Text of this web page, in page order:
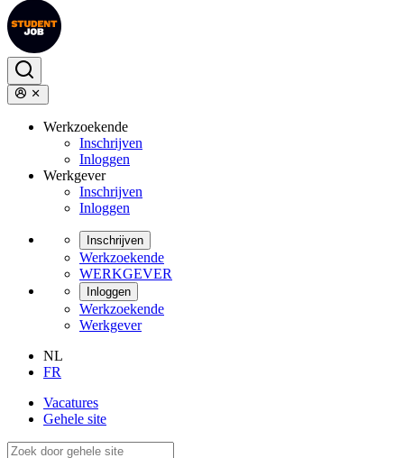
Werkzoekende
Inschrijven
Inloggen
Werkgever
Inschrijven
Inloggen
Inschrijven
Werkzoekende
WERKGEVER
Inloggen
Werkzoekende
Werkgever
NL
FR
Vacatures
Gehele site